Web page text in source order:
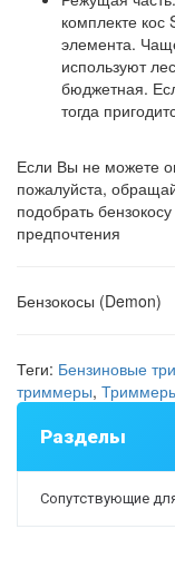
комплекте кос
элемента.
используют
бюджетная.
тогда
Если Вы не можете
пожалуйста,
подобрать
предпочтения
Бензокосы (Demon)
Теги: Бензиновые
триммеры,
Разделы
Сопутствующие